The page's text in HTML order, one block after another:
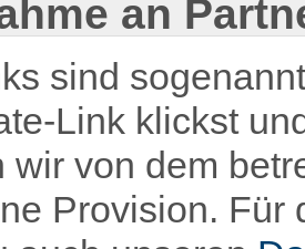
an
sind
Link klickst
wir von dem
Provision. Für